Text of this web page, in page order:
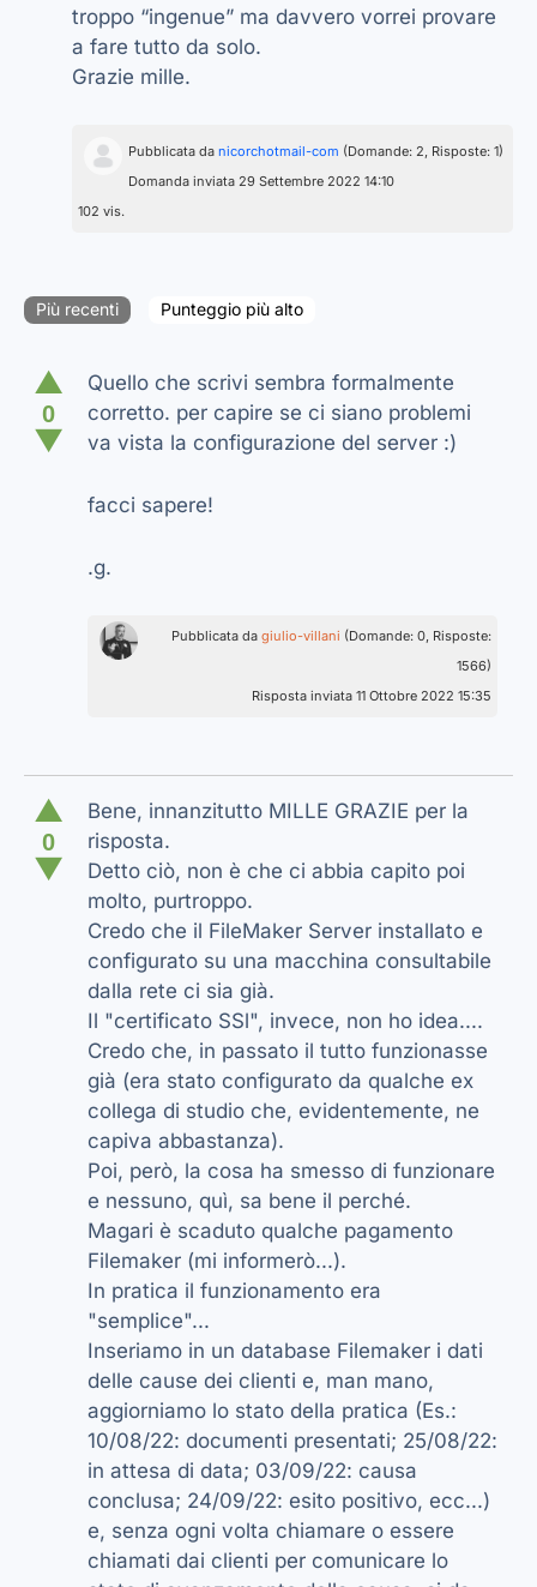
troppo “ingenue” ma davvero vorrei provare
a fare tutto da solo.
Grazie mille.
Pubblicata da nicorchotmail-com (Domande: 2, Risposte: 1)
Domanda inviata 29 Settembre 2022 14:10
102 vis.
Più recenti Punteggio più alto
▲
0
▼
Quello che scrivi sembra formalmente
corretto. per capire se ci siano problemi
va vista la configurazione del server :)
facci sapere!
.g.
Pubblicata da giulio-villani (Domande: 0, Risposte:
1566)
Risposta inviata 11 Ottobre 2022 15:35
▲
0
▼
Bene, innanzitutto MILLE GRAZIE per la
risposta.
Detto ciò, non è che ci abbia capito poi
molto, purtroppo.
Credo che il FileMaker Server installato e
configurato su una macchina consultabile
dalla rete ci sia già.
Il "certificato SSl", invece, non ho idea....
Credo che, in passato il tutto funzionasse
già (era stato configurato da qualche ex
collega di studio che, evidentemente, ne
capiva abbastanza).
Poi, però, la cosa ha smesso di funzionare
e nessuno, quì, sa bene il perché.
Magari è scaduto qualche pagamento
Filemaker (mi informerò...).
In pratica il funzionamento era
"semplice"...
Inseriamo in un database Filemaker i dati
delle cause dei clienti e, man mano,
aggiorniamo lo stato della pratica (Es.:
10/08/22: documenti presentati; 25/08/22:
in attesa di data; 03/09/22: causa
conclusa; 24/09/22: esito positivo, ecc...)
e, senza ogni volta chiamare o essere
chiamati dai clienti per comunicare lo